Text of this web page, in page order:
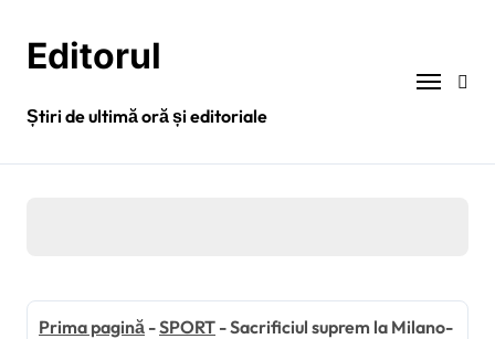
conținutEditorul
Știri de ultimă oră și editoriale
Prima pagină -SPORT -Sacrificiul suprem la Milano-